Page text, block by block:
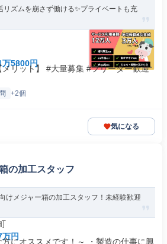
リズムを崩さず働ける✨プライベートも充
万5800円
リット】 #大量募集 #フリーター歓迎
+2個
気になる
の加工スタッフ
けメジャー箱の加工スタッフ！未経験歓迎
円
にオススメです！～ ・製造の仕事に興